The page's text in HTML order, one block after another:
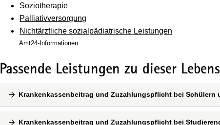
Soziotherapie
Palliativversorgung
Nichtärztliche sozialpädiatrische Leistungen
Amt24-Informationen
Passende Leistungen zu dieser
Krankenkassenbeitrag und Zuzahlungspflicht bei Schülern
Krankenkassenbeitrag und Zuzahlungspflicht bei